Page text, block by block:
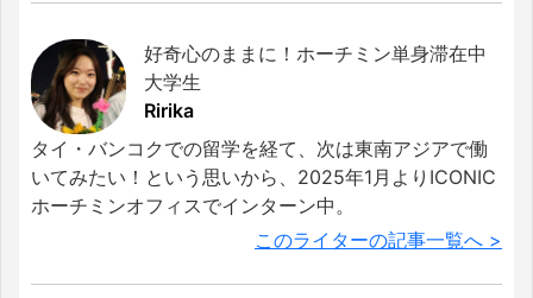
好奇心のままに！ホーチミン単身滞在中
大学生
Ririka
タイ・バンコクでの留学を経て、次は東南アジアで働
いてみたい！という思いから、2025年1月よりICONIC
ホーチミンオフィスでインターン中。
このライターの記事一覧へ >